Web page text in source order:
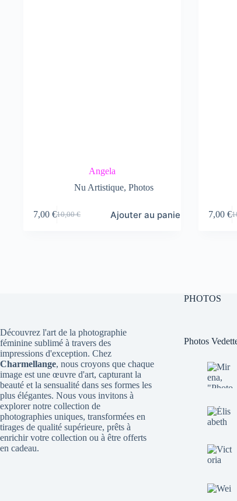
Angela
Nu Artistique, Photos
10,00€
Le
7,00 €Le
Ajouter au panier 7,00 €
Découvrez l'art de la photographie
féminine sublimé à travers des
impressions d'exception. Chez
Charmellange, nous croyons que chaque
image est une œuvre d'art, capturant la
beauté et la sensualité dans ses formes les
plus élégantes. Nous vous invitons à
explorer notre collection de
photographies uniques, transformées en
tirages de qualité supérieure, prêts à
enrichir votre collection ou à être offerts
en cadeau.
PHOTOS
Photos